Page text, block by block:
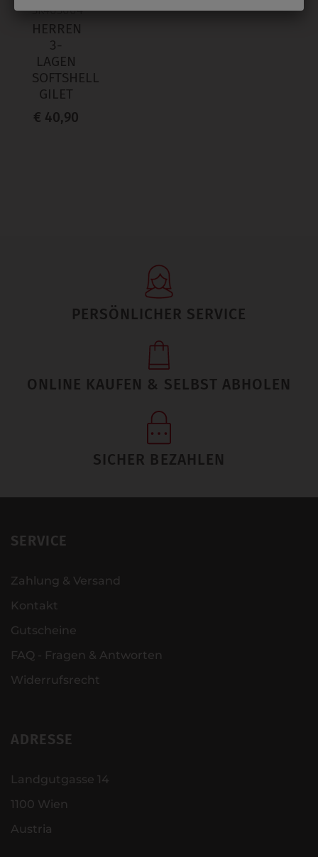
3K403004
HERREN
3-
LAGEN
SOFTSHELL
GILET
€ 40,90
PERSÖNLICHER SERVICE
ONLINE KAUFEN & SELBST ABHOLEN
SICHER BEZAHLEN
SERVICE
Zahlung & Versand
Kontakt
Gutscheine
FAQ - Fragen & Antworten
Widerrufsrecht
ADRESSE
Landgutgasse 14
1100 Wien
Austria